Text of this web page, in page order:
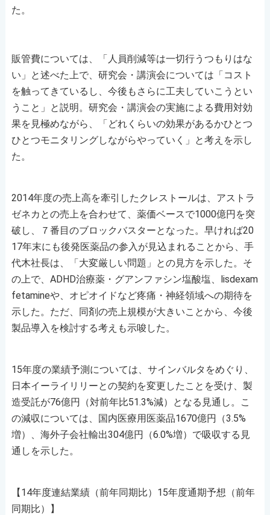
た。
販管費については、「人員削減等は一切行うつもりはな
い」と述べた上で、研究会・講演会については「コスト
を触ってきているし、今後もさらに工夫していこうとい
うこと」と説明。研究会・講演会の実施による費用対効
果を見極めながら、「どれくらいの効果があるかひとつ
ひとつモニタリングしながらやっていく」と考えを示し
た。
2014年度の売上高を牽引したクレストールは、アストラ
ゼネカとの売上を合わせて、薬価ベースで1000億円を突
破し、７番目のブロックバスターとなった。早ければ20
17年末にも後発医薬品の参入が見込まれることから、手
代木社長は、「大変厳しい問題」との見方を示した。そ
の上で、ADHD治療薬・グアンファシン塩酸塩、lisdexam
fetamineや、オピオイドなど疼痛・神経領域への期待を
示した。ただ、同剤の売上規模が大きいことから、今後
製品導入を検討する考えも示唆した。
15年度の業績予測については、サインバルタをめぐり、
日本イーライリリーとの契約を変更したことを受け、製
造受託が76億円（対前年比51.3%減）となる見通し。こ
の減収については、国内医療用医薬品1670億円（3.5%
増）、海外子会社輸出304億円（6.0%増）で吸収する見
通しを示した。
【14年度連結業績（前年同期比）15年度通期予想（前年
同期比）】